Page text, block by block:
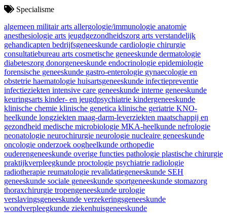
Specialisme
algemeen militair arts allergologie/immunologie anatomie
anesthesiologie arts jeugdgezondheidszorg arts verstandelijk
gehandicapten bedrijfsgeneeskunde cardiologie chirurgie
consultatiebureau arts cosmetische geneeskunde dermatologie
diabeteszorg donorgeneeskunde endocrinologie epidemiologie
forensische geneeskunde gastro-enterologie gynaecologie en
obstetrie haematologie huisartsgeneeskunde infectiepreventie
infectieziekten intensive care geneeskunde interne geneeskunde
keuringsarts kinder- en jeugdpsychiatrie kindergeneeskunde
klinische chemie klinische genetica klinische geriatrie KNO-
heelkunde longziekten maag-darm-leverziekten maatschappij en
gezondheid medische microbiologie MKA-heelkunde nefrologie
neonatologie neurochirurgie neurologie nucleaire geneeskunde
oncologie onderzoek oogheelkunde orthopedie
ouderengeneeskunde overige functies pathologie plastische chirurgie
praktijkverpleegkunde proctologie psychiatrie radiologie
radiotherapie reumatologie revalidatiegeneeskunde SEH
geneeskunde sociale geneeskunde sportgeneeskunde stomazorg
thoraxchirurgie tropengeneeskunde urologie
verslavingsgeneeskunde verzekeringsgeneeskunde
wondverpleegkunde ziekenhuisgeneeskunde